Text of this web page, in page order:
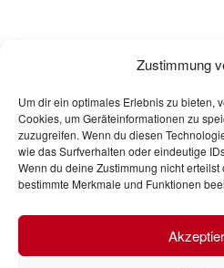
Zustimmung
Um dir ein optimales Erlebnis zu bieten,
Cookies, um Geräteinformationen zu
zuzugreifen. Wenn du diesen
wie das Surfverhalten oder eindeutige
Wenn du deine Zustimmung nicht
bestimmte Merkmale und Funktionen